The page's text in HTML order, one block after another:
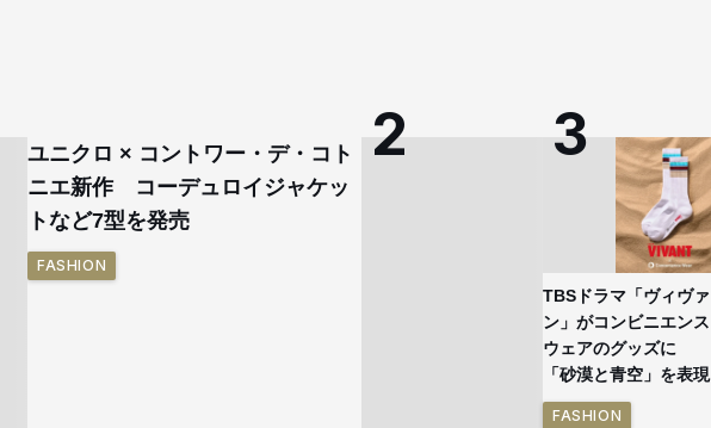
ユニクロ × コントワー・デ・コト
ニエ新作 コーデュロイジャケッ
トなど7型を発売
FASHION
TBSドラマ「ヴィヴァ
ン」がコンビニエンス
ウェアのグッズに
「砂漠と青空」を表現
FASHION